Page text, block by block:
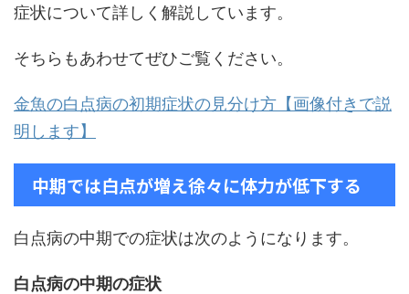
症状について詳しく解説しています。
そちらもあわせてぜひご覧ください。
金魚の白点病の初期症状の見分け方【画像付きで説
明します】
中期では白点が増え徐々に体力が低下する
白点病の中期での症状は次のようになります。
白点病の中期の症状